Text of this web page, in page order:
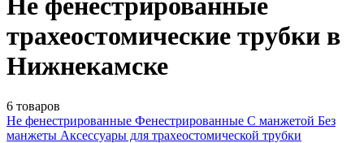
Не фенестрированные
трахеостомические трубки в
Нижнекамске
6 товаров
Не фенестрированные Фенестрированные С манжетой Без
манжеты Аксессуары для трахеостомической трубки